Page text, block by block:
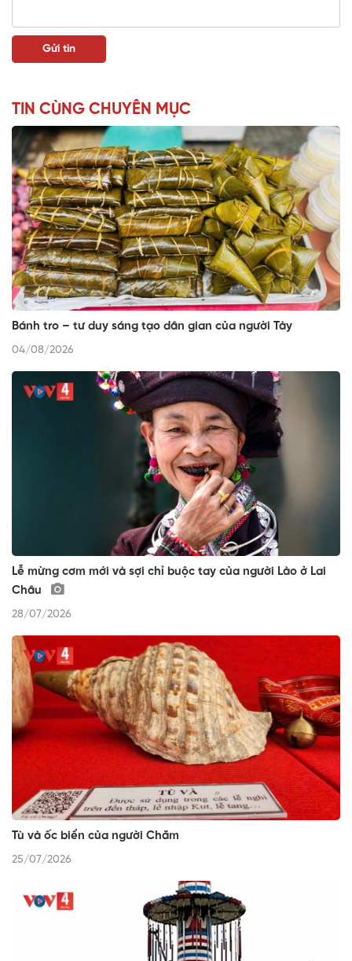
TIN CÙNG CHUYÊN MỤC
Bánh tro – tư duy sáng tạo dân gian của người Tày
04/08/2026
Lễ mừng cơm mới và sợi chỉ buộc tay của người Lào ở Lai
Châu
28/07/2026
Tù và ốc biển của người Chăm
25/07/2026